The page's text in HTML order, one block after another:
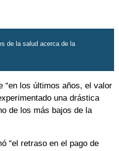
de la salud acerca de la
“en los últimos años, el valor
una drástica
de los más bajos de la
“el retraso en el pago de